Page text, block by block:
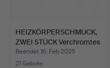
HEIZKÖRPERSCHMUCK,
ZWEI STÜCK Verchromtes
…
Beendet 16. Feb 2025
21 Gebote